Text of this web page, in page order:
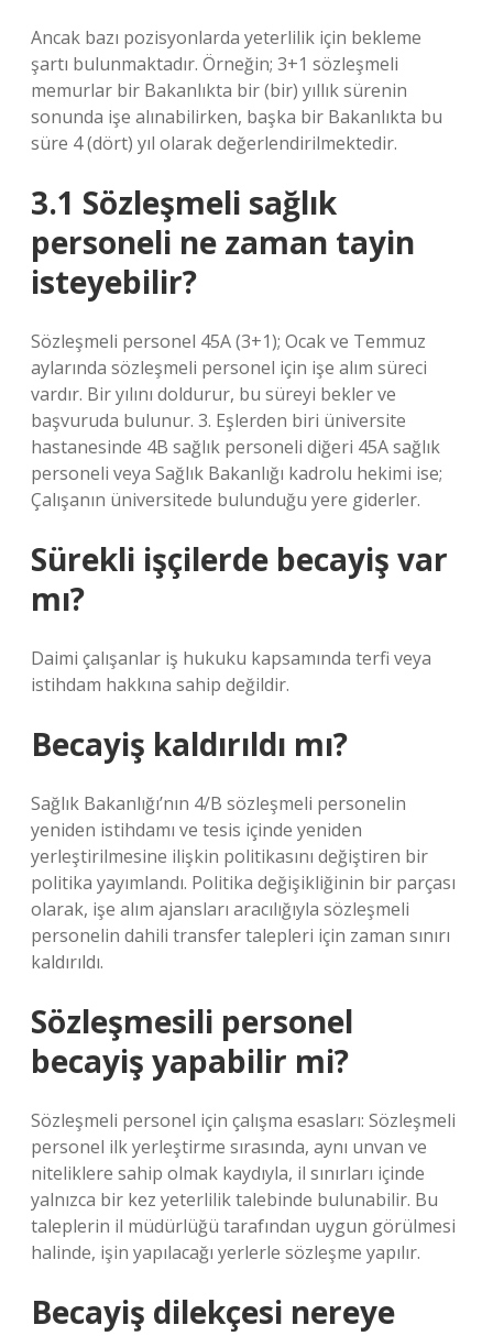
Ancak bazı pozisyonlarda yeterlilik için bekleme
şartı bulunmaktadır. Örneğin; 3+1 sözleşmeli
memurlar bir Bakanlıkta bir (bir) yıllık sürenin
sonunda işe alınabilirken, başka bir Bakanlıkta bu
süre 4 (dört) yıl olarak değerlendirilmektedir.
3.1 Sözleşmeli sağlık
personeli ne zaman tayin
isteyebilir?
Sözleşmeli personel 45A (3+1); Ocak ve Temmuz
aylarında sözleşmeli personel için işe alım süreci
vardır. Bir yılını doldurur, bu süreyi bekler ve
başvuruda bulunur. 3. Eşlerden biri üniversite
hastanesinde 4B sağlık personeli diğeri 45A sağlık
personeli veya Sağlık Bakanlığı kadrolu hekimi ise;
Çalışanın üniversitede bulunduğu yere giderler.
Sürekli işçilerde becayiş var
mı?
Daimi çalışanlar iş hukuku kapsamında terfi veya
istihdam hakkına sahip değildir.
Becayiş kaldırıldı mı?
Sağlık Bakanlığı’nın 4/B sözleşmeli personelin
yeniden istihdamı ve tesis içinde yeniden
yerleştirilmesine ilişkin politikasını değiştiren bir
politika yayımlandı. Politika değişikliğinin bir parçası
olarak, işe alım ajansları aracılığıyla sözleşmeli
personelin dahili transfer talepleri için zaman sınırı
kaldırıldı.
Sözleşmesili personel
becayiş yapabilir mi?
Sözleşmeli personel için çalışma esasları: Sözleşmeli
personel ilk yerleştirme sırasında, aynı unvan ve
niteliklere sahip olmak kaydıyla, il sınırları içinde
yalnızca bir kez yeterlilik talebinde bulunabilir. Bu
taleplerin il müdürlüğü tarafından uygun görülmesi
halinde, işin yapılacağı yerlerle sözleşme yapılır.
Becayiş dilekçesi nereye